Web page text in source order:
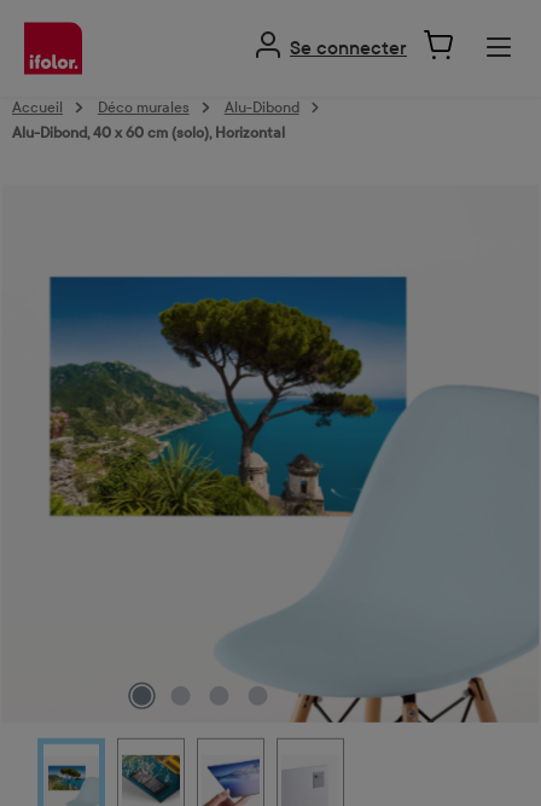
principal
Se connecter
Accueil Déco murales
Alu-Dibond
Alu-Dibond, 40 x 60 cm (solo), Horizontal